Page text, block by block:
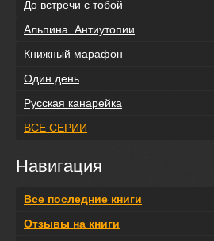
До встречи с тобой
Альпина. Антиутопии
Книжный марафон
Один день
Русская канарейка
ВСЕ СЕРИИ
Навигация
Все последние книги
Отзывы на книги